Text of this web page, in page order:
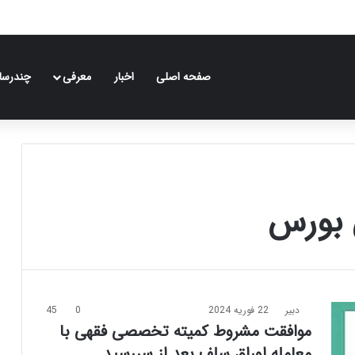
صفحه اصلی اخبار معرفی
بورس
دبیر 22 فوریه 2024 0
45
موافقت مشروط کمیته تخصصی فقهی با